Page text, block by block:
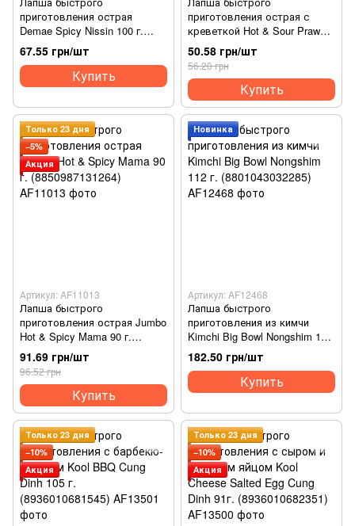
приготовления острая
Demae Spicy Nissin 100 г.
(8712429361106)
67.55 грн/шт
Купить
приготовления острая с
креветкой Hot & Sour Prawn
Hot Pot Cung Dinh 85 г.
(8936010680555)
50.58 грн/шт
56.20 грн
Купить
Только 23 дня
−5%
Акция
Артикул: AF11013
Лапша быстрого
приготовления острая Jumbo
Hot & Spicy Mama 90 г.
(8850987131264)
91.69 грн/шт
96.52 грн
Купить
Новинка
Артикул: AF12468
Лапша быстрого
приготовления из кимчи
Kimchi Big Bowl Nongshim 112
г. (8801043032285)
182.50 грн/шт
Купить
Только 23 дня
−10%
Акция
Только 23 дня
−10%
Акция